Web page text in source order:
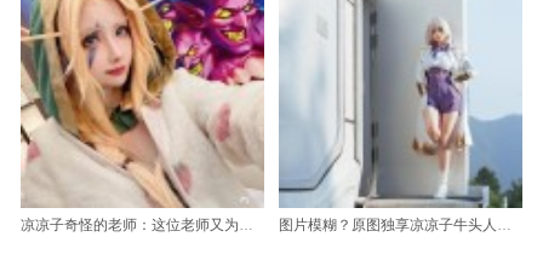
凉凉子奇怪的老师：这位老师又为大家带来了新的cos作品 图片模糊？原图独享凉凉子牛头人文件